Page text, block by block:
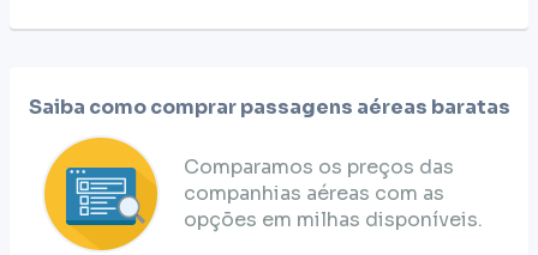
Saiba como comprar passagens aéreas baratas
Comparamos os preços das
companhias aéreas com as
opções em milhas disponíveis.